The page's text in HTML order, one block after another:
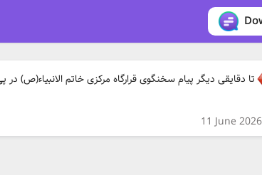
تا دقایقی دیگر پیام سخنگوی قرارگاه مرکزی خاتم
11 June